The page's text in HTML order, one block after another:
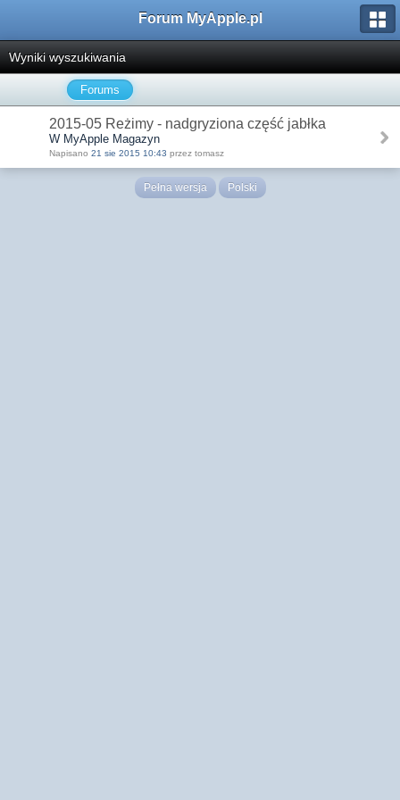
Forum MyApple.pl
Wyniki wyszukiwania
Forums
2015-05 Reżimy - nadgryziona część jabłka
W MyApple Magazyn
Napisano 21 sie 2015 10:43 przez tomasz
Pełna wersja Polski